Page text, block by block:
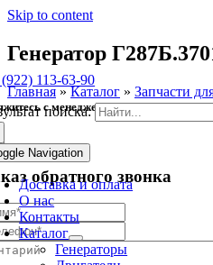
Skip to content
113-63-90
поиска:
Navigation
Доставка и оплата
О нас
Контакты
Каталог
Генераторы
Генератор
Главная»Каталог » Запчасти
с менеджером
обратного звонка